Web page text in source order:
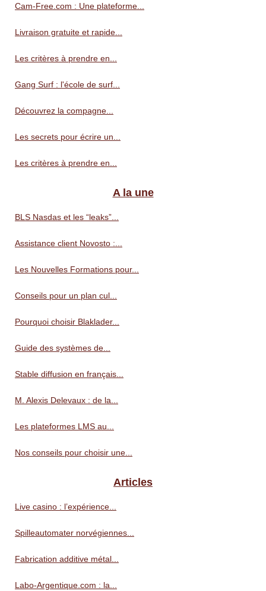
Cam-Free.com : Une plateforme...
Livraison gratuite et rapide...
Les critères à prendre en...
Gang Surf : l'école de surf...
Découvrez la compagne...
Les secrets pour écrire un...
Les critères à prendre en...
A la une
BLS Nasdas et les “leaks”...
Assistance client Novosto :...
Les Nouvelles Formations pour...
Conseils pour un plan cul...
Pourquoi choisir Blaklader...
Guide des systèmes de...
Stable diffusion en français...
M. Alexis Delevaux : de la...
Les plateformes LMS au...
Nos conseils pour choisir une...
Articles
Live casino : l’expérience...
Spilleautomater norvégiennes...
Fabrication additive métal...
Labo-Argentique.com : la...